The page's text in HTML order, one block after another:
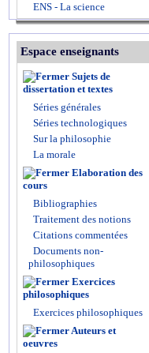
ENS - La science
Espace enseignants
Sujets de
dissertation et textes
Séries générales
Séries technologiques
Sur la philosophie
La morale
Elaboration des
cours
Bibliographies
Traitement des notions
Citations commentées
Documents non-
philosophiques
Exercices
philosophiques
Exercices philosophiques
Auteurs et
oeuvres